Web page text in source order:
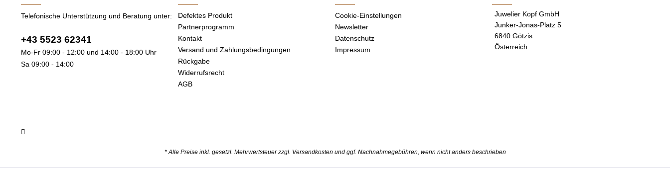
Telefonische Unterstützung und Beratung unter:
+43 5523 62341
Mo-Fr 09:00 - 12:00 und 14:00 - 18:00 Uhr
Sa 09:00 - 14:00
Defektes Produkt
Partnerprogramm
Kontakt
Versand und Zahlungsbedingungen
Rückgabe
Widerrufsrecht
AGB
Cookie-Einstellungen
Newsletter
Datenschutz
Impressum
Juwelier Kopf GmbH
Junker-Jonas-Platz 5
6840 Götzis
Österreich
* Alle Preise inkl. gesetzl. Mehrwertsteuer zzgl. Versandkosten und ggf. Nachnahmegebühren, wenn nicht anders beschrieben